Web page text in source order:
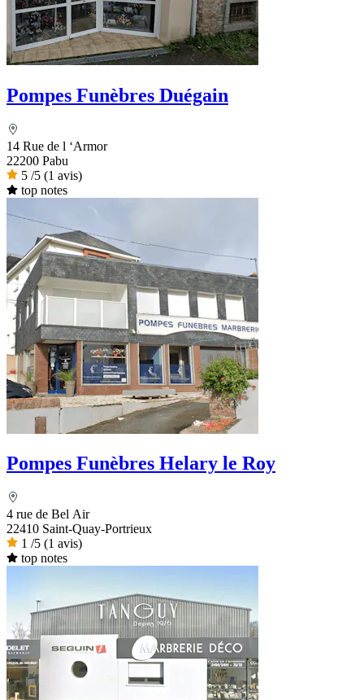
Pompes Funèbres Duégain
14 Rue de l ‘Armor
22200 Pabu
5 /5 (1 avis)
top notes
Pompes Funèbres Helary le Roy
4 rue de Bel Air
22410 Saint-Quay-Portrieux
1 /5 (1 avis)
top notes